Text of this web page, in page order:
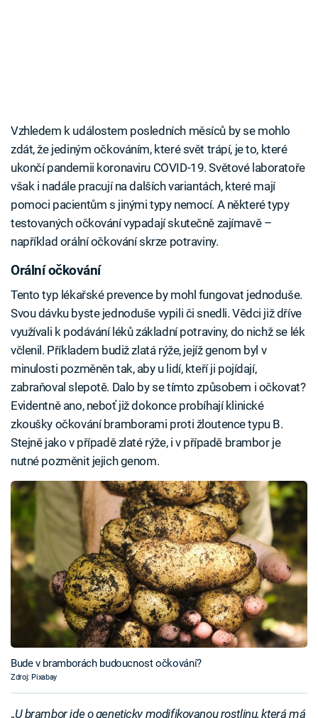
Vzhledem k událostem posledních měsíců by se mohlo
zdát, že jediným očkováním, které svět trápí, je to, které
ukončí pandemii koronaviru COVID-19. Světové laboratoře
však i nadále pracují na dalších variantách, které mají
pomoci pacientům s jinými typy nemocí. A některé typy
testovaných očkování vypadají skutečně zajímavě –
například orální očkování skrze potraviny.
Orální očkování
Tento typ lékařské prevence by mohl fungovat jednoduše.
Svou dávku byste jednoduše vypili či snedli. Vědci již dříve
využívali k podávání léků základní potraviny, do nichž se lék
včlenil. Příkladem budiž zlatá rýže, jejíž genom byl v
minulosti pozměněn tak, aby u lidí, kteří ji pojídají,
zabraňoval slepotě. Dalo by se tímto způsobem i očkovat?
Evidentně ano, neboť již dokonce probíhají klinické
zkoušky očkování bramborami proti žloutence typu B.
Stejně jako v případě zlaté rýže, i v případě brambor je
nutné pozměnit jejich genom.
Bude v bramborách budoucnost očkování?
Zdroj: Pixabay
„U brambor jde o geneticky modifikovanou rostlinu, která má